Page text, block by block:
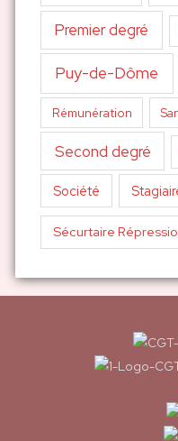
Premier degré
Puy-de-Dôme
Rémunération
Second degré
Société
Sécurtaire